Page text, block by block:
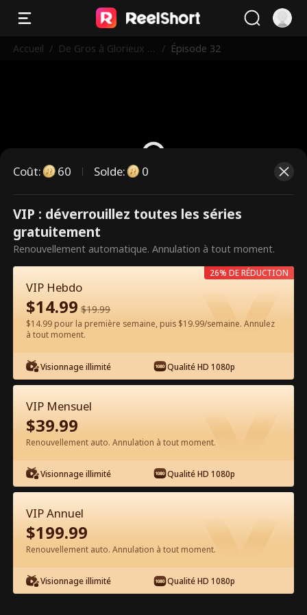
Accueil / De Gros à Glorieux :
/ Épisode 32
Ce sont des épisodes payants.
Débloquez pour regarder.
Regarder gratuitement sur l'App
Épisode 32 - De Gros à Glorieux :
Renaître pour Détruire Mon Ex ! Film
complet
1-50 Tous les épisodes
Coût: 60 Solde: 0
VIP : déverrouillez toutes les séries
gratuitement
Renouvellement automatique. Annulation à tout moment.
VIP Hebdo
$14.99 $19.99
$14.99 pour la première semaine, puis $19.99/semaine. Annulez
à tout moment.
Visionnage illimité Qualité HD 1080p
26% DE RÉDUCTION
VIP Mensuel
$39.99
Renouvellement auto. Annulation à tout moment.
Visionnage illimité Qualité HD 1080p
VIP Annuel
$199.99
Renouvellement auto. Annulation à tout moment.
Visionnage illimité Qualité HD 1080p